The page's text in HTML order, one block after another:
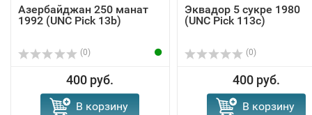
Азербайджан 250 манат
1992 (UNC Pick 13b)
(0)
400 руб.
В корзину
Эквадор 5 сукре 1980
(UNC Pick 113с)
(0)
400 руб.
В корзину